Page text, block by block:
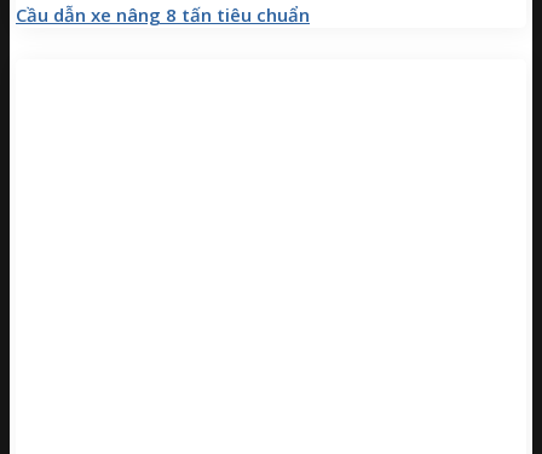
Cầu dẫn xe nâng 8 tấn tiêu chuẩn